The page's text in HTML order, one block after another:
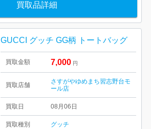
買取品詳細
GUCCI グッチ GG柄 トートバッグ
買取金額 7,000 円
買取店舗
さすがやゆめまち習志野台モ
ール店
買取日 08月06日
買取種別 グッチ